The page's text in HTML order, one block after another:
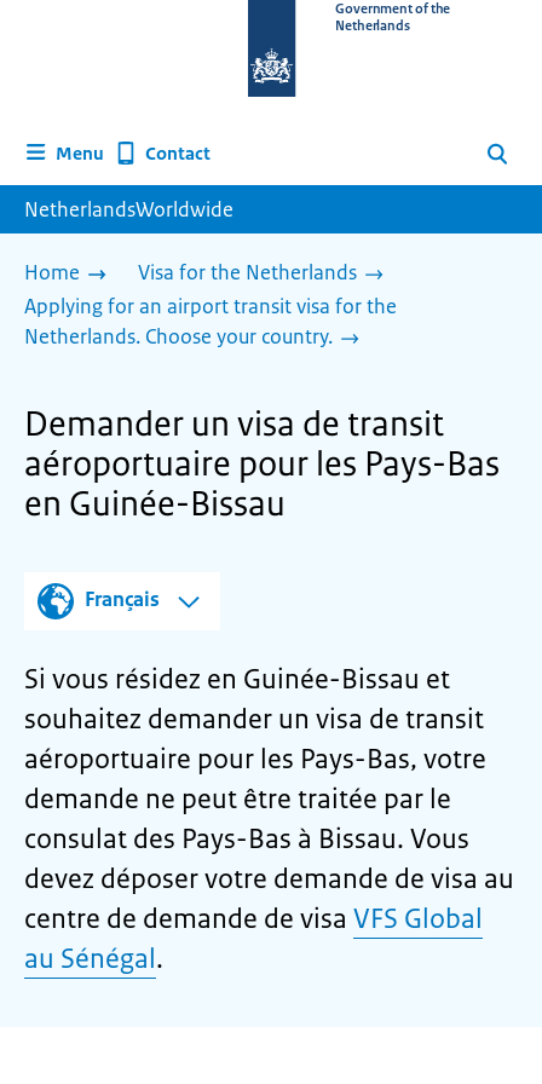
homepage
Government of the
Netherlands
Menu Contact Search
NetherlandsWorldwide
Home
Visa for the Netherlands
Applying for an airport transit visa for the
Netherlands. Choose your country.
Demander un visa de transit
aéroportuaire pour les Pays-Bas
en Guinée-Bissau
Français
Si vous résidez en Guinée-Bissau et
souhaitez demander un visa de transit
aéroportuaire pour les Pays-Bas, votre
demande ne peut être traitée par le
consulat des Pays-Bas à Bissau. Vous
devez déposer votre demande de visa au
centre de demande de visa VFS Global
au Sénégal.